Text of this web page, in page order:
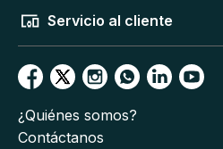
Servicio al cliente
¿Quiénes somos?
Contáctanos